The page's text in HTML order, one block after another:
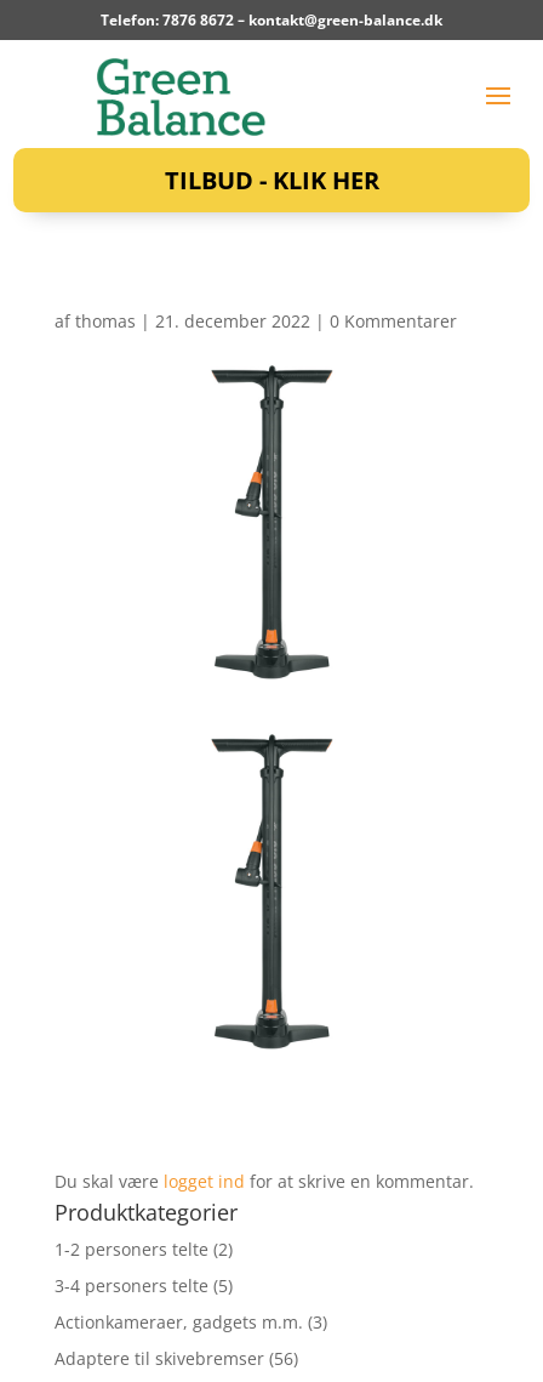
Telefon: 7876 8672 – kontakt@green-balance.dk
TILBUD - KLIK HER
afthomas | 21. december 2022 | 0 Kommentarer
Du skal være logget ind for at skrive en kommentar.
Produktkategorier
1-2 personers telte (2)
3-4 personers telte (5)
Actionkameraer, gadgets m.m. (3)
Adaptere til skivebremser (56)